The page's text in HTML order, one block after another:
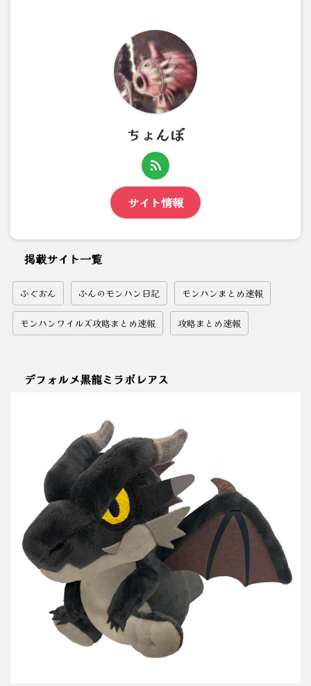
ちょんぼ
サイト情報
掲載サイト一覧
ふぐおん ふんのモンハン日記 モンハンまとめ速報
モンハンワイルズ攻略まとめ速報 攻略まとめ速報
デフォルメ黒龍ミラボレアス